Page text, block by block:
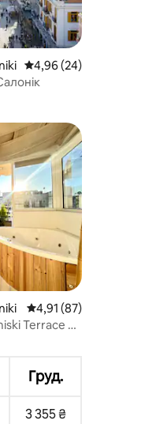
Середня оцінка: 4,96
4,96 (24)
Середня оцінка: 4,91
4,91 (87)
Terrace &
Груд.
3 355 ₴